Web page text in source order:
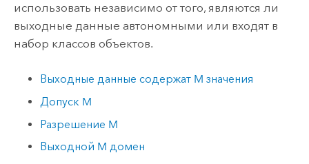
использовать независимо от того, являются ли
выходные данные автономными или входят в
набор классов объектов.
Выходные данные содержат M значения
Допуск M
Разрешение M
Выходной M домен